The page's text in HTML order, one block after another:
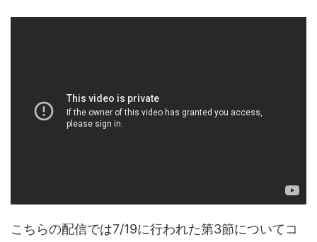
こちらの配信では7/19に行われた第3節についてコ